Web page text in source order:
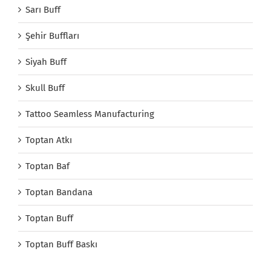
Sarı Buff
Şehir Buffları
Siyah Buff
Skull Buff
Tattoo Seamless Manufacturing
Toptan Atkı
Toptan Baf
Toptan Bandana
Toptan Buff
Toptan Buff Baskı